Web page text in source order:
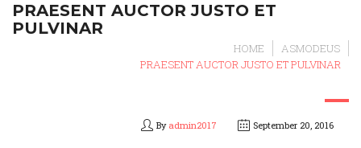
PRAESENT AUCTOR JUSTO ET
PULVINAR
HOME
ASMODEUS
PRAESENT AUCTOR JUSTO ET PULVINAR
By admin2017 September 20, 2016